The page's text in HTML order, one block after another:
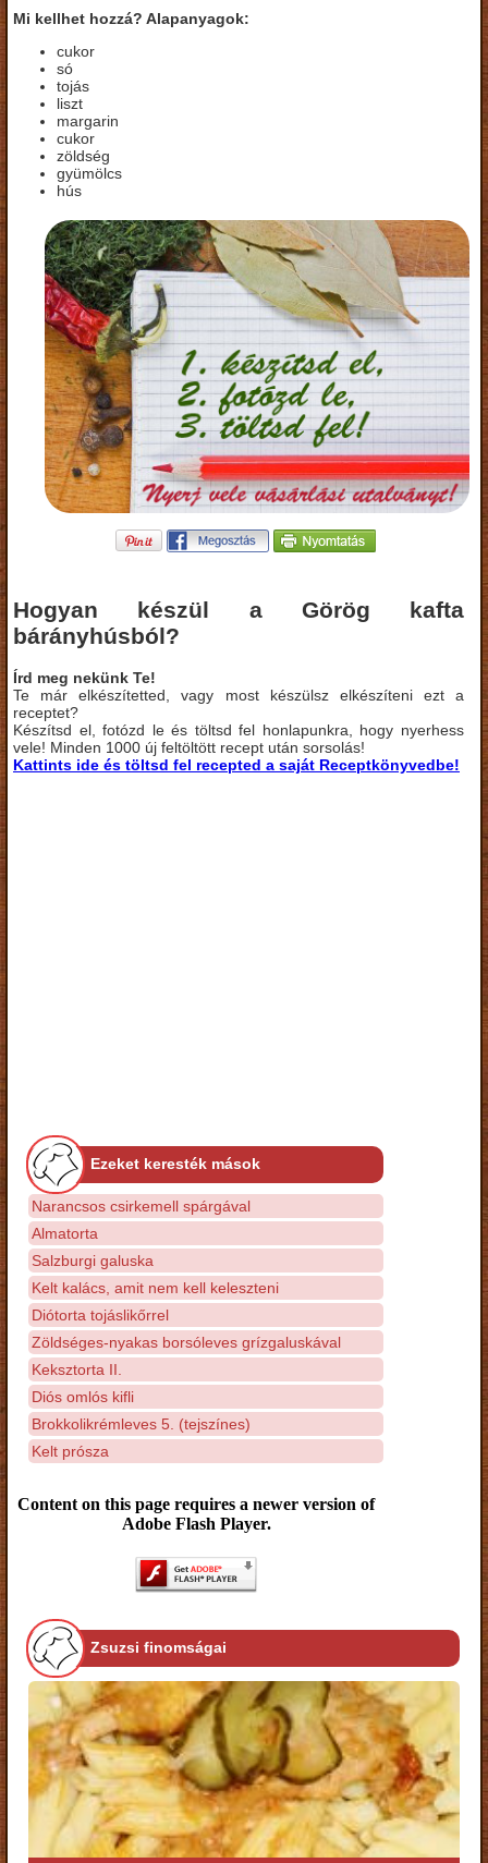
Mi kellhet hozzá? Alapanyagok:
cukor
só
tojás
liszt
margarin
cukor
zöldség
gyümölcs
hús
Hogyan készül a Görög kafta
bárányhúsból?
Írd meg nekünk Te!
Te már elkészítetted, vagy most készülsz elkészíteni ezt a
receptet?
Készítsd el, fotózd le és töltsd fel honlapunkra, hogy nyerhess
vele! Minden 1000 új feltöltött recept után sorsolás!
Kattints ide és töltsd fel recepted a saját Receptkönyvedbe!
Ezeket keresték mások
Narancsos csirkemell spárgával
Almatorta
Salzburgi galuska
Kelt kalács, amit nem kell keleszteni
Diótorta tojáslikőrrel
Zöldséges-nyakas borsóleves grízgaluskával
Keksztorta II.
Diós omlós kifli
Brokkolikrémleves 5. (tejszínes)
Kelt prósza
Content on this page requires a newer version of
Adobe Flash Player.
Zsuzsi finomságai